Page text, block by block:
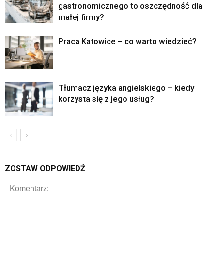
gastronomicznego to oszczędność dla
małej firmy?
Praca Katowice – co warto wiedzieć?
Tłumacz języka angielskiego – kiedy
korzysta się z jego usług?
ZOSTAW ODPOWIEDŹ